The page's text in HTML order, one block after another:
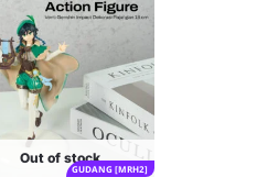
Out of stock
GUDANG [MRH2]